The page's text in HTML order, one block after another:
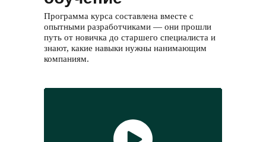
Программа курса составлена вместе с
опытными разработчиками — они прошли
путь от новичка до старшего специалиста и
знают, какие навыки нужны нанимающим
компаниям.